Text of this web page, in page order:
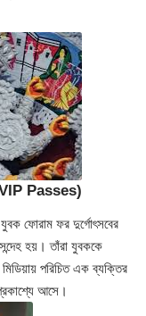
Passes)
যুবক ফোরাম ফর দুর্গোৎসবের
হয়। তাঁরা যুবককে
পরিচিত এক ব্যক্তির
আসে।